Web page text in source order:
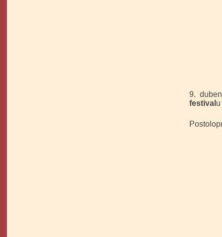
9.
festival u